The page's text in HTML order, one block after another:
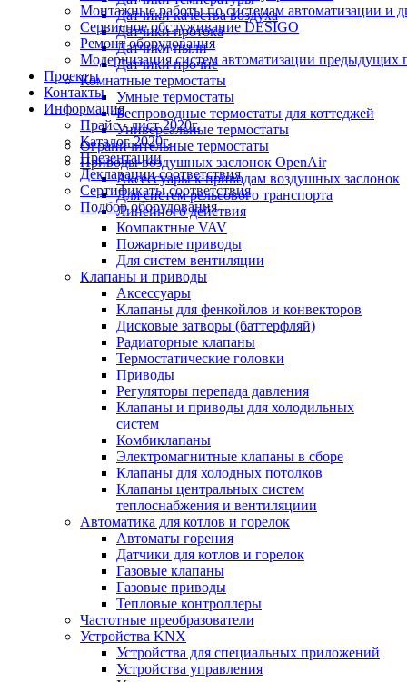
Монтажные работы по системам автоматизации и
Сервисное обслуживание DESIGO
Ремонт оборудования
Модернизация систем автоматизации
Проекты
Контакты
Информация
Прайс - лист 2020г.
Каталог 2020г.
Презентации
Декларации соответствия
Сертификаты соответствия
Подбор оборудования
Датчики качества воздуха
Датчики протока
Датчики пыли
Датчики прочие
Комнатные термостаты
Умные термостаты
Беспроводные термостаты для коттеджей
Универсальные термостаты
Ограничительные термостаты
Приводы воздушных заслонок OpenAir
Аксессуары к приводам воздушных заслонок
Для систем рельсового транспорта
Линейного действия
Компактные VAV
Пожарные приводы
Для систем вентиляции
Клапаны и приводы
Аксессуары
Клапаны для фенкойлов и конвекторов
Дисковые затворы (баттерфляй)
Радиаторные клапаны
Термостатические головки
Приводы
Регуляторы перепада давления
Клапаны и приводы для холодильных
систем
Комбиклапаны
Электромагнитные клапаны в сборе
Клапаны для холодных потолков
Клапаны центральных систем
теплоснабжения и вентиляциии
Автоматика для котлов и горелок
Автоматы горения
Датчики для котлов и горелок
Газовые клапаны
Газовые приводы
Тепловые контроллеры
Частотные преобразователи
Устройства KNX
Устройства для специальных приложений
Устройства управления